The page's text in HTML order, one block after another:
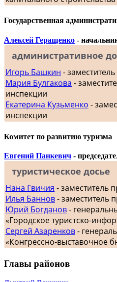
Государственная
Алексей Геращенко -
административное
Игорь Башкин -
Мария Булгакова -
инспекции
Екатерина Кузьменко -
инспекции
Комитет по развитию туризма
Евгений Панкевич -
туристическое досье
Нана Гвичия - заместитель
Илья Баннов- заместитель
Юрий Богданов-
«Городское туристско-
Сергей Азаренков-
«Конгрессно-выставочное
Главы районов